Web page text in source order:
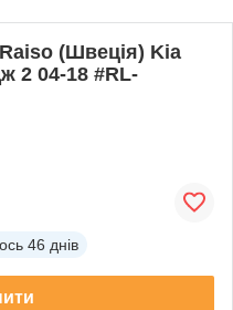
(Швеція) Kia
2 04-18 #RL-
46 днів